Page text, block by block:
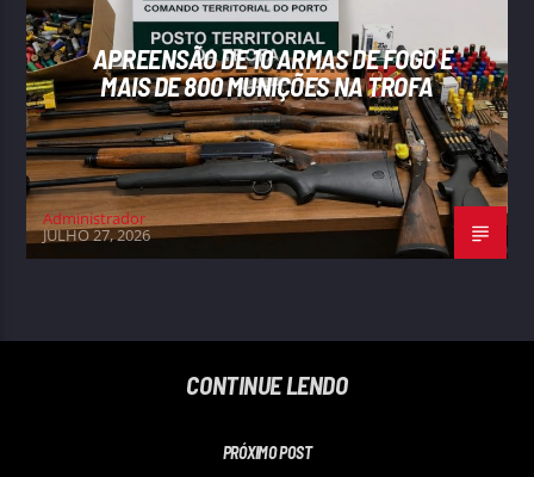
APREENSÃO DE 10 ARMAS DE FOGO E
MAIS DE 800 MUNIÇÕES NA TROFA
Administrador
JULHO 27, 2026
CONTINUE LENDO
PRÓXIMO POST